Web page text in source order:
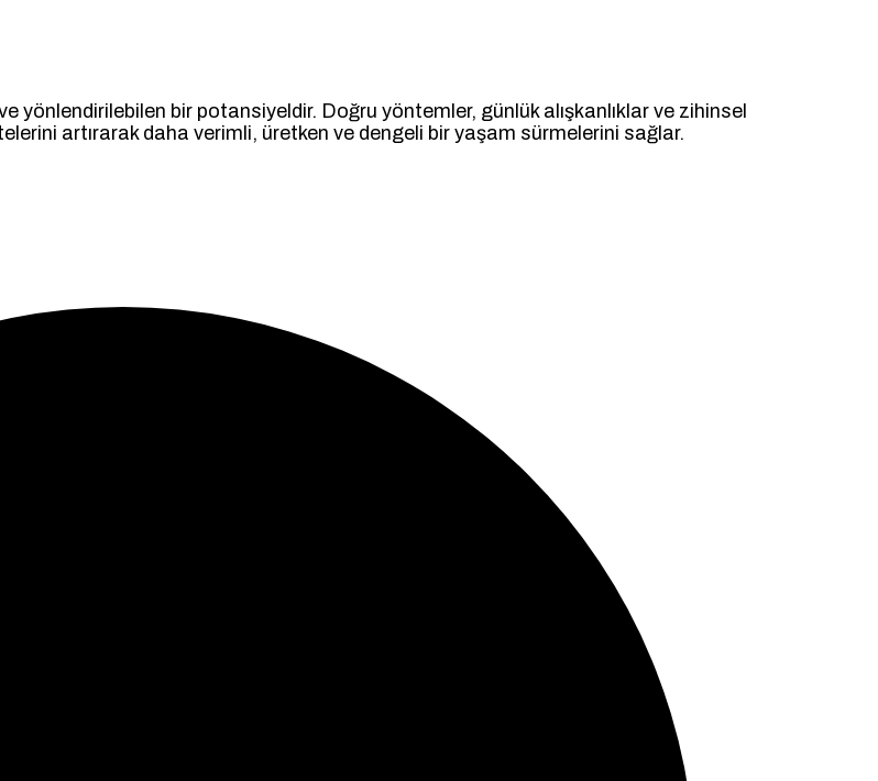
yönlendirilebilen bir potansiyeldir. Doğru yöntemler, günlük alışkanlıklar ve zihinsel
artırarak daha verimli, üretken ve dengeli bir yaşam sürmelerini sağlar.